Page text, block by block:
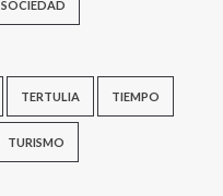
SOCIEDAD
TERTULIA TIEMPO
TURISMO